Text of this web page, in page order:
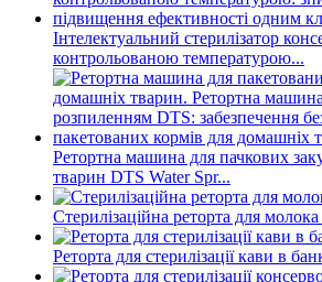
Інтелектуальний стерилізатор
контрольованою температурою...
Ретортна машина для пачкових
тварин DTS Water Spr...
Стерилізаційна реторта для
Реторта для стерилізації кави в